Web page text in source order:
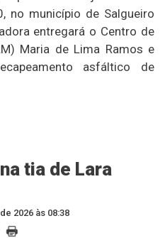
no município de Salgueiro
entregará o Centro de
Maria de Lima Ramos e
asfáltico de
tia de Lara
2026 às 08:38